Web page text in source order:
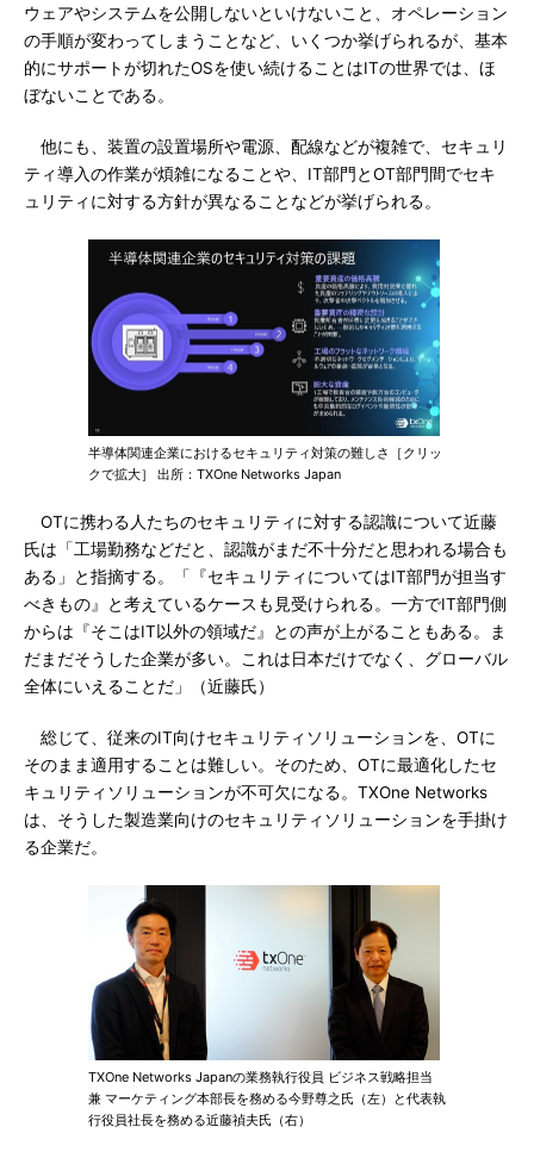
ウェアやシステムを公開しないといけないこと、オペレーション
の手順が変わってしまうことなど、いくつか挙げられるが、基本
的にサポートが切れたOSを使い続けることはITの世界では、ほ
ぼないことである。
他にも、装置の設置場所や電源、配線などが複雑で、セキュリ
ティ導入の作業が煩雑になることや、IT部門とOT部門間でセキ
ュリティに対する方針が異なることなどが挙げられる。
半導体関連企業におけるセキュリティ対策の難しさ［クリッ
クで拡大］ 出所：TXOne Networks Japan
OTに携わる人たちのセキュリティに対する認識について近藤
氏は「工場勤務などだと、認識がまだ不十分だと思われる場合も
ある」と指摘する。「『セキュリティについてはIT部門が担当す
べきもの』と考えているケースも見受けられる。一方でIT部門側
からは『そこはIT以外の領域だ』との声が上がることもある。ま
だまだそうした企業が多い。これは日本だけでなく、グローバル
全体にいえることだ」（近藤氏）
総じて、従来のIT向けセキュリティソリューションを、OTに
そのまま適用することは難しい。そのため、OTに最適化したセ
キュリティソリューションが不可欠になる。TXOne Networks
は、そうした製造業向けのセキュリティソリューションを手掛け
る企業だ。
TXOne Networks Japanの業務執行役員 ビジネス戦略担当
兼 マーケティング本部長を務める今野尊之氏（左）と代表執
行役員社長を務める近藤禎夫氏（右）